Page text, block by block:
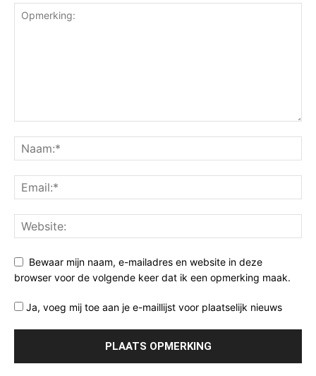
Bewaar mijn naam, e-mailadres en website in deze
browser voor de volgende keer dat ik een opmerking maak.
Ja, voeg mij toe aan je e-maillijst voor plaatselijk nieuws